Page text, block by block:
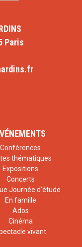
Paris
Conférences
thématiques
Expositions
Concerts
Journée d'étude
En famille
Ados
Cinéma
vivant